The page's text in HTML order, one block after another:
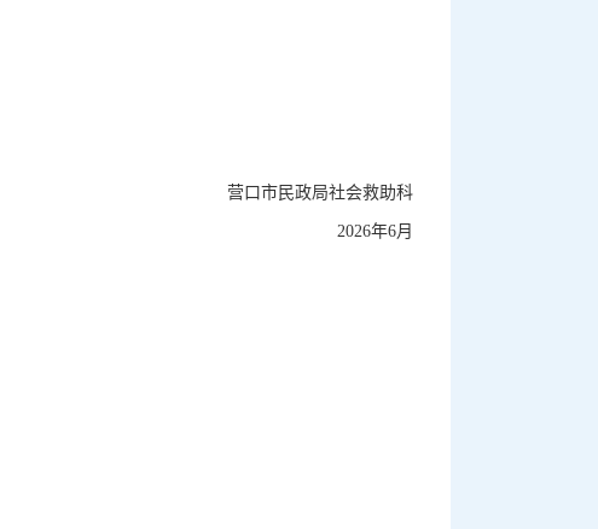
营口市民政局社会救助科
2026年6月